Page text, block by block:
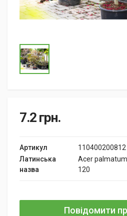
7.2 грн.
Артикул
110400200812
Латинська
назва
Acer
120
Повідомити